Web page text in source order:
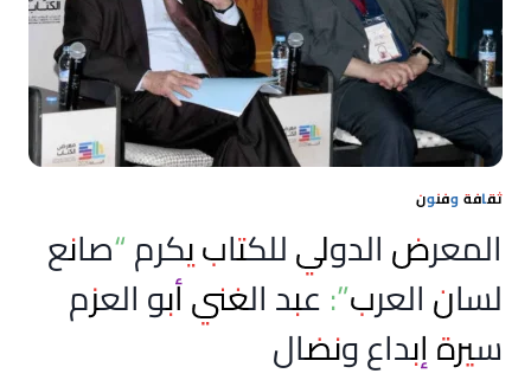
ثقافة وفنون
المعرض الدولي للكتاب يكرم “صانع
لسان العرب”: عبد الغني أبو العزم
سيرة إبداع ونضال